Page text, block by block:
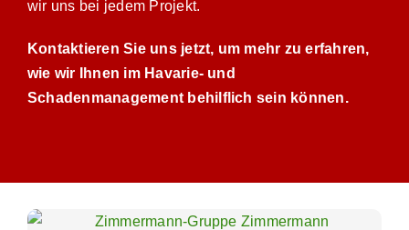
wir uns bei jedem Projekt.
Kontaktieren Sie uns jetzt, um mehr zu erfahren,
wie wir Ihnen im Havarie- und
Schadenmanagement behilflich sein können.